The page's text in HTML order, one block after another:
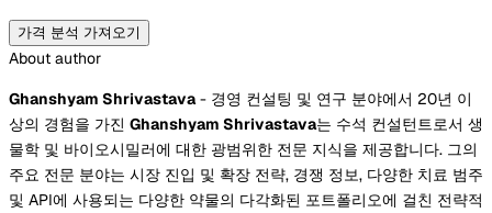
가격 분석 가져오기
About author
Ghanshyam Shrivastava- 경영 컨설팅 및 연구 분야에서 20년 이
상의 경험을 가진 Ghanshyam Shrivastava는 수석 컨설턴트로서 생
물학 및 바이오시밀러에 대한 광범위한 전문 지식을 제공합니다. 그의
주요 전문 분야는 시장 진입 및 확장 전략, 경쟁 정보, 다양한 치료 범주
및 API에 사용되는 다양한 약물의 다각화된 포트폴리오에 걸친 전략적